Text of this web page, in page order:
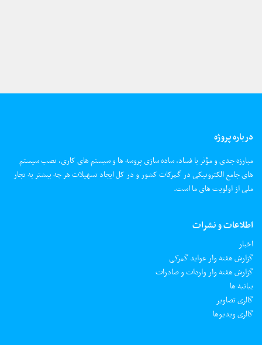
درباره پروژه
مبارزه جدی و مؤثر با فساد، ساده سازی پروسه ها و سیستم های کاری، نصب سیستم
های جامع الکترونیکی در گمرکات کشور و در کل ایجاد تسهیلات هر چه بیشتر به تجار
ملی از اولویت های ما است.
اطلاعات و نشرات
اخبار
گزارش هفته وار عواید گمرکی
گزارش هفته وار واردات و صادرات
بیانیه ها
گالری تصاویر
گالری ویدیوها